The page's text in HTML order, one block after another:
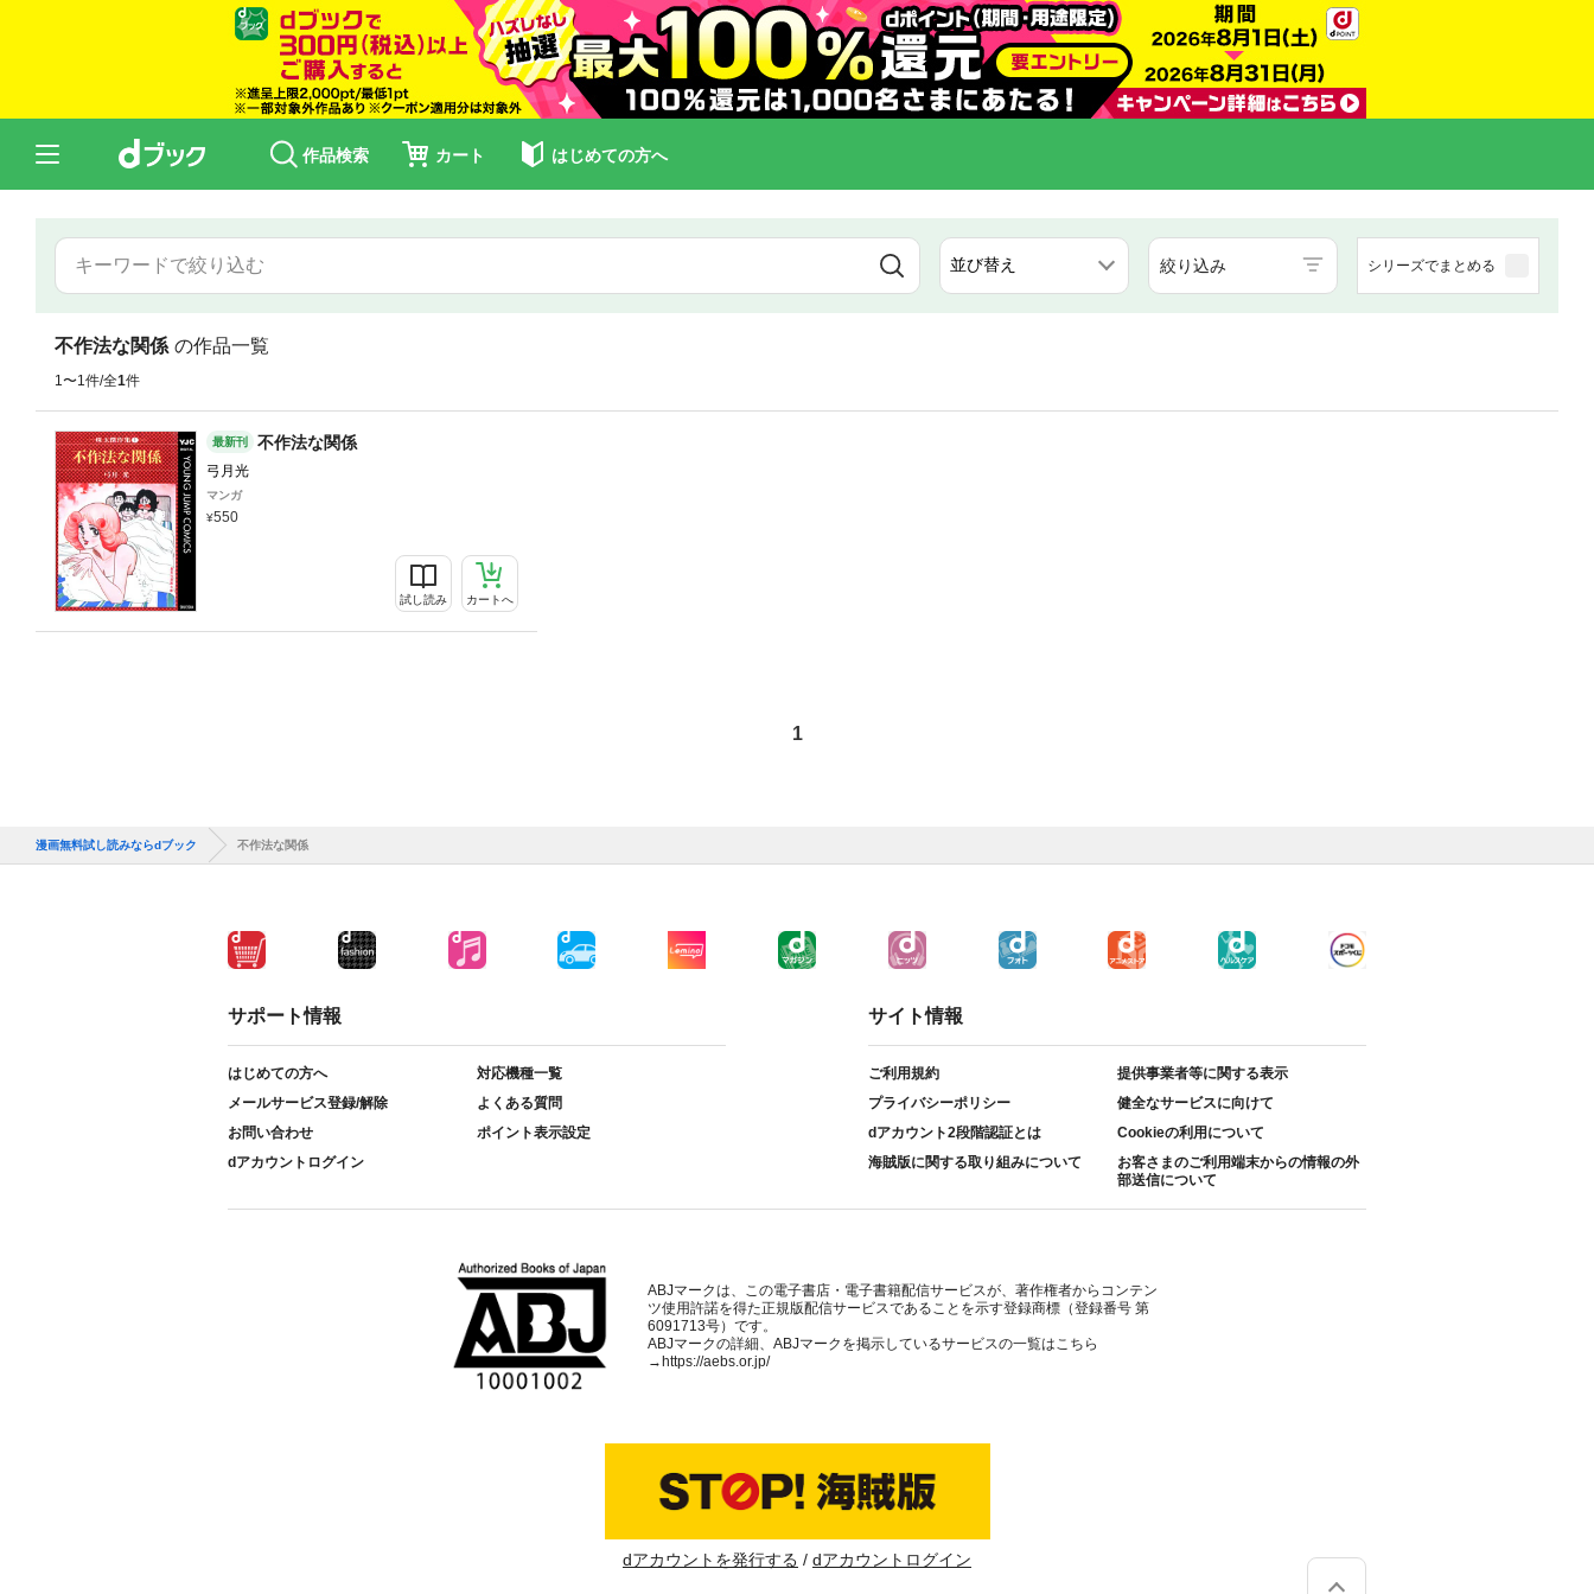
作品検索 カート はじめての方へ
絞り込み シリーズでまとめる
不作法な関係 の作品一覧
1〜1件/全1件
最新刊 不作法な関係
弓月光
マンガ
550
試し読み カートへ
1
漫画無料試し読みならdブック 不作法な関係
サポート情報
はじめての方へ
対応機種一覧
メールサービス登録/解除
よくある質問
お問い合わせ
ポイント表示設定
dアカウントログイン
サイト情報
ご利用規約
提供事業者等に関する表示
プライバシーポリシー
健全なサービスに向けて
dアカウント2段階認証とは
Cookieの利用について
海賊版に関する取り組みについて
お客さまのご利用端末からの情報の外
部送信について
ABJマークは、この電子書店・電子書籍配信サービスが、著作権者からコンテン
ツ使用許諾を得た正規版配信サービスであることを示す登録商標（登録番号 第
6091713号）です。
ABJマークの詳細、ABJマークを掲示しているサービスの一覧はこちら
→ https://aebs.or.jp/
dアカウントを発行する dアカウントログイン